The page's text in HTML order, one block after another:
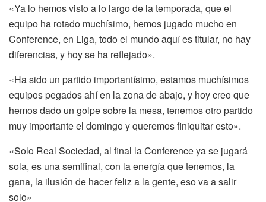
«Ya lo hemos visto a lo largo de la temporada, que el
equipo ha rotado muchísimo, hemos jugado mucho en
Conference, en Liga, todo el mundo aquí es titular, no hay
diferencias, y hoy se ha reflejado».
«Ha sido un partido importantísimo, estamos muchísimos
equipos pegados ahí en la zona de abajo, y hoy creo que
hemos dado un golpe sobre la mesa, tenemos otro partido
muy importante el domingo y queremos finiquitar esto».
«Solo Real Sociedad, al final la Conference ya se jugará
sola, es una semifinal, con la energía que tenemos, la
gana, la ilusión de hacer feliz a la gente, eso va a salir
solo»